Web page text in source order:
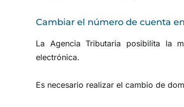
Cambiar el número de cuenta
La Agencia Tributaria posibilita la
electrónica.
Es necesario realizar el cambio de